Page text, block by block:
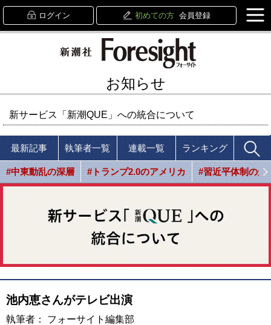
ログイン 初めての方 会員登録
お知らせ
新サービス「新潮QUE」への統合について
最新記事 執筆者一覧 連載一覧 ランキング
#中東動乱の深層 #トランプ2.0のアメリカ #習近平体制の光
池内恵さんがテレビ出演
執筆者： フォーサイト編集部